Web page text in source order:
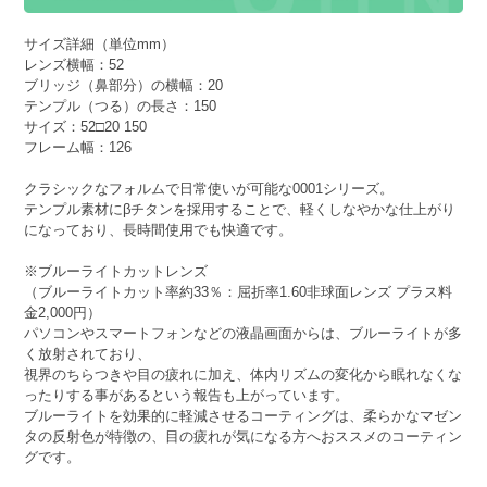
サイズ詳細（単位mm）
レンズ横幅：52
ブリッジ（鼻部分）の横幅：20
テンプル（つる）の長さ：150
サイズ：52□20 150
フレーム幅：126
クラシックなフォルムで日常使いが可能な0001シリーズ。
テンプル素材にβチタンを採用することで、軽くしなやかな仕上がり
になっており、長時間使用でも快適です。
※ブルーライトカットレンズ
（ブルーライトカット率約33％：屈折率1.60非球面レンズ プラス料
金2,000円）
パソコンやスマートフォンなどの液晶画面からは、ブルーライトが多
く放射されており、
視界のちらつきや目の疲れに加え、体内リズムの変化から眠れなくな
ったりする事があるという報告も上がっています。
ブルーライトを効果的に軽減させるコーティングは、柔らかなマゼン
タの反射色が特徴の、目の疲れが気になる方へおススメのコーティン
グです。